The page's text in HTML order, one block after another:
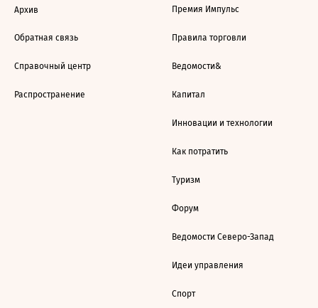
Архив
Обратная связь
Справочный центр
Распространение
Премия Импульс
Правила торговли
Ведомости&
Капитал
Инновации и технологии
Как потратить
Туризм
Форум
Ведомости Северо-Запад
Идеи управления
Спорт